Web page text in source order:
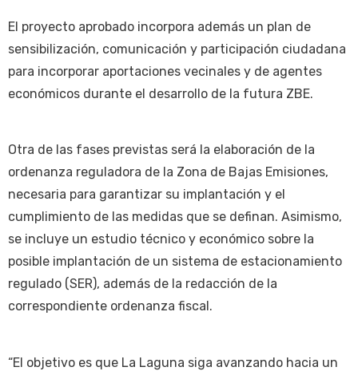
El proyecto aprobado incorpora además un plan de
sensibilización, comunicación y participación ciudadana
para incorporar aportaciones vecinales y de agentes
económicos durante el desarrollo de la futura ZBE.
Otra de las fases previstas será la elaboración de la
ordenanza reguladora de la Zona de Bajas Emisiones,
necesaria para garantizar su implantación y el
cumplimiento de las medidas que se definan. Asimismo,
se incluye un estudio técnico y económico sobre la
posible implantación de un sistema de estacionamiento
regulado (SER), además de la redacción de la
correspondiente ordenanza fiscal.
“El objetivo es que La Laguna siga avanzando hacia un